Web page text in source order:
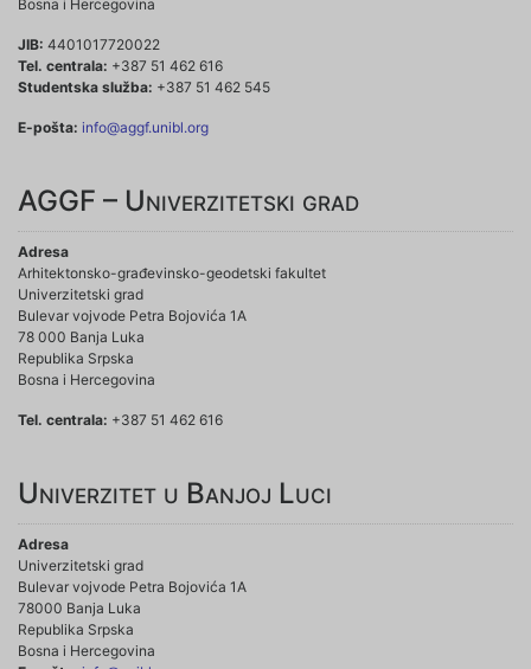
Bosna i Hercegovina
JIB: 4401017720022
Tel. centrala: +387 51 462 616
Studentska služba: +387 51 462 545
E-pošta: info@aggf.unibl.org
AGGF – Univerzitetski grad
Adresa
Arhitektonsko-građevinsko-geodetski fakultet
Univerzitetski grad
Bulevar vojvode Petra Bojovića 1A
78 000 Banja Luka
Republika Srpska
Bosna i Hercegovina
Tel. centrala: +387 51 462 616
Univerzitet u Banjoj Luci
Adresa
Univerzitetski grad
Bulevar vojvode Petra Bojovića 1A
78000 Banja Luka
Republika Srpska
Bosna i Hercegovina